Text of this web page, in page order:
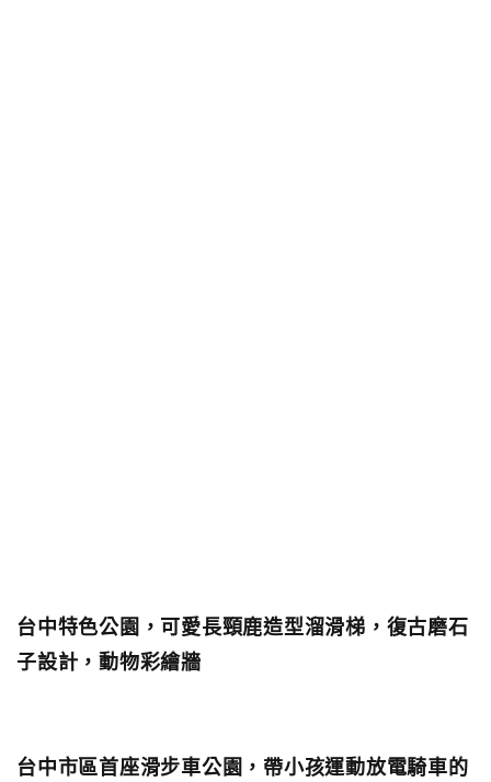
台中特色公園，可愛長頸鹿造型溜滑梯，復古磨石
子設計，動物彩繪牆
台中市區首座滑步車公園，帶小孩運動放電騎車的